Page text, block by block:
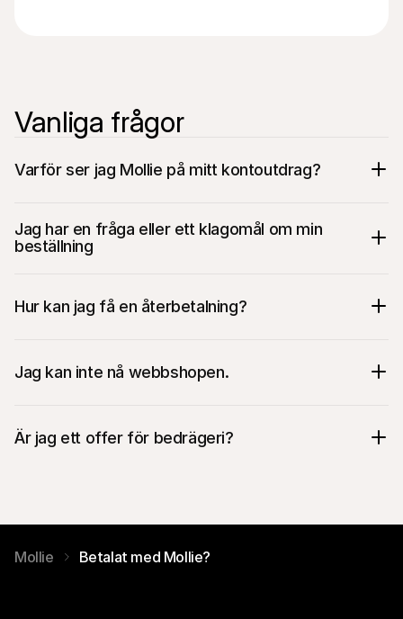
Vanliga frågor
Varför ser jag Mollie på mitt kontoutdrag?
Jag har en fråga eller ett klagomål om min
beställning
Hur kan jag få en återbetalning?
Jag kan inte nå webbshopen.
Är jag ett offer för bedrägeri?
Mollie Betalat med Mollie?